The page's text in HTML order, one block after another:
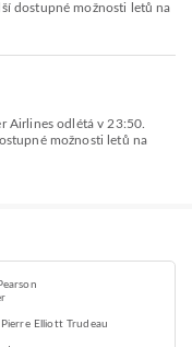
dostupné možnosti letů na
možnosti letů na
Elliott Trudeau